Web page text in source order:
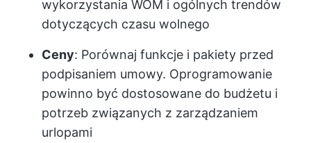
wykorzystania WOM i ogólnych trendów
dotyczących czasu wolnego
Ceny: Porównaj funkcje i pakiety przed
podpisaniem umowy. Oprogramowanie
powinno być dostosowane do budżetu i
potrzeb związanych z zarządzaniem
urlopami